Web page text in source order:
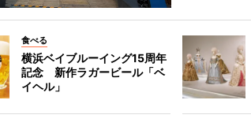
食べる
横浜ベイブルーイング15周年
記念 新作ラガービール「ベ
イヘル」